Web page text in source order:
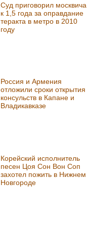
Суд приговорил москвича
к 1,5 года за оправдание
теракта в метро в 2010
году
Россия и Армения
отложили сроки открытия
консульств в Капане и
Владикавказе
Корейский исполнитель
песен Цоя Сон Вон Соп
захотел пожить в Нижнем
Новгороде